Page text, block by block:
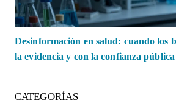
Desinformación en salud: cuando los
la evidencia y con la confianza pública
CATEGORÍAS